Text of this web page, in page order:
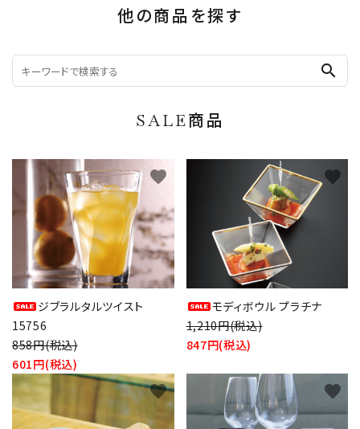
他の商品を探す
search
SALE商品
ジブラルタルツイスト
15756
858円(税込)
601円(税込)
favorite
モディボウル プラチナ
1,210円(税込)
847円(税込)
favorite
favorite favorite